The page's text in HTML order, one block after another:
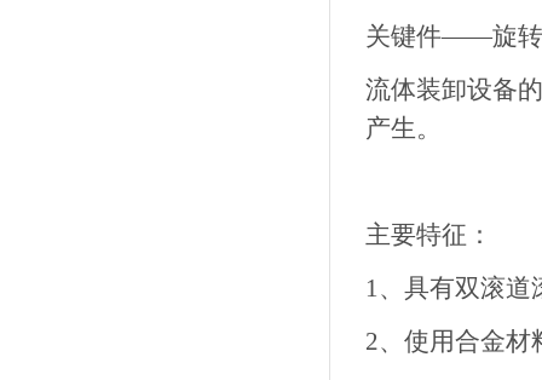
关键件——旋转
流体装卸设备
产生。
主要特征：
1、具有双滚道
2、使用合金材